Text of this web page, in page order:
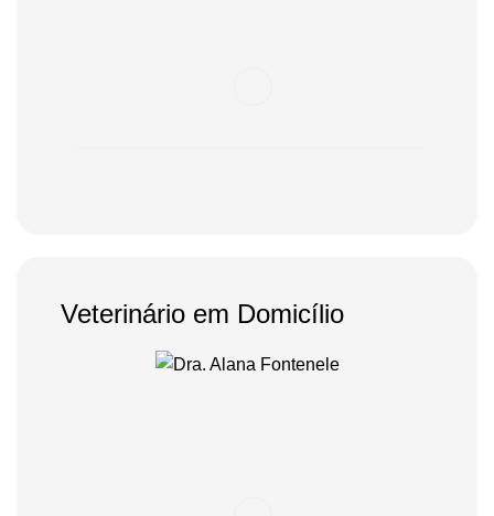
Veterinário em Domicílio